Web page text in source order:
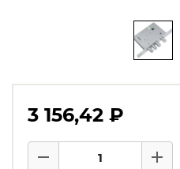
3 156,42 ₽
Минус
Плюс